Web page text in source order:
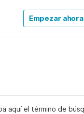
Empezar ahora